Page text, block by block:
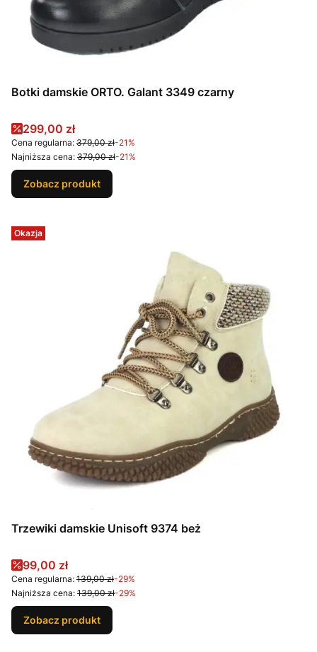
Botki damskie ORTO. Galant 3349 czarny
Cena promocyjna
299,00 zł
Cena regularna: 379,00 zł-21%
Najniższa cena: 379,00 zł-21%
Zobacz produkt
Okazja
Trzewiki damskie Unisoft 9374 beż
Cena promocyjna
99,00 zł
Cena regularna: 139,00 zł-29%
Najniższa cena: 139,00 zł-29%
Zobacz produkt